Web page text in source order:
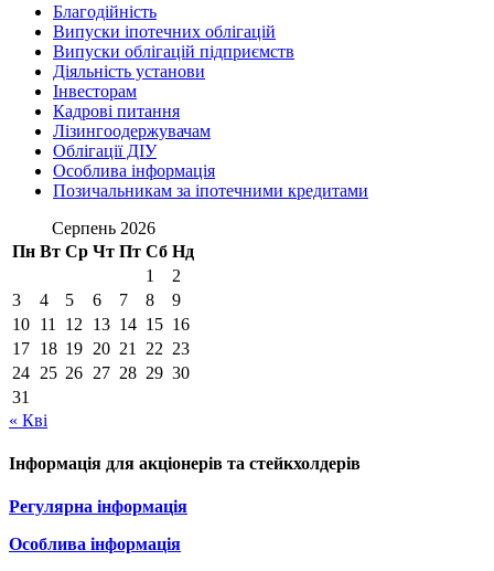
Благодійність
Випуски іпотечних облігацій
Випуски облігацій підприємств
Діяльність установи
Інвесторам
Кадрові питання
Лізингоодержувачам
Облігації ДІУ
Особлива інформація
Позичальникам за іпотечними кредитами
Серпень 2026
Пн Вт Ср Чт Пт Сб Нд
1
2
3
4 5 6 7 8
9
10 11 12 13 14 15 16
17 18 19 20 21 22 23
24 25 26 27 28 29 30
31
« Кві
Інформація для акціонерів та стейкхолдерів
Регулярна інформація
Особлива інформація